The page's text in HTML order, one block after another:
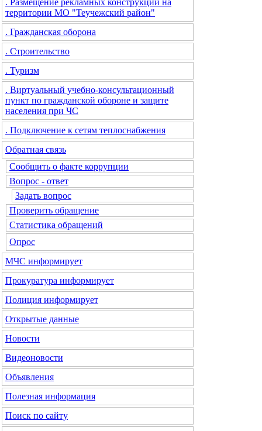
. Размещение рекламных конструкции на
территории МО "Теучежский район"
. Гражданская оборона
. Строительство
. Туризм
. Виртуальный учебно-консультационный
пункт по гражданской обороне и защите
населения при ЧС
. Подключение к сетям теплоснабжения
Обратная связь
Сообщить о факте коррупции
Вопрос - ответ
Задать вопрос
Проверить обращение
Статистика обращений
Опрос
МЧС информирует
Прокуратура информирует
Полиция информирует
Открытые данные
Новости
Видеоновости
Объявления
Полезная информация
Поиск по сайту